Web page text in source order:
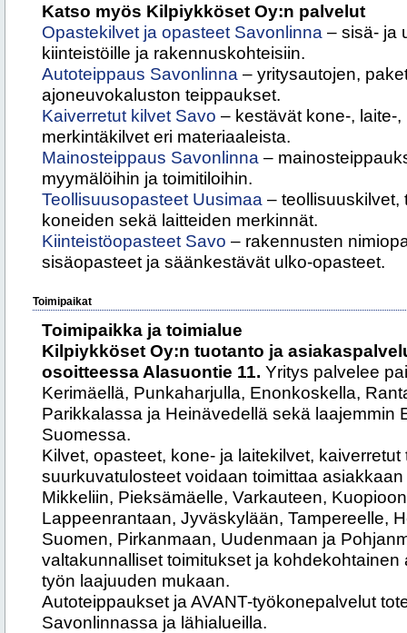
Katso myös Kilpiykköset Oy:n palvelut
Opastekilvet ja opasteet Savonlinna – sisä- ja
kiinteistöille ja rakennuskohteisiin.
Autoteippaus Savonlinna – yritysautojen,
ajoneuvokaluston teippaukset.
Kaiverretut kilvet Savo – kestävät kone-, laite-
merkintäkilvet eri materiaaleista.
Mainosteippaus Savonlinna –
myymälöihin ja toimitiloihin.
Teollisuusopasteet Uusimaa – teollisuuskilvet,
koneiden sekä laitteiden merkinnät.
Kiinteistöopasteet Savo – rakennusten
sisäopasteet ja säänkestävät ulko-opasteet.
Toimipaikat
Toimipaikka ja toimialue
Kilpiykköset Oy:n tuotanto ja
osoitteessa Alasuontie 11. Yritys palvelee
Kerimäellä, Punkaharjulla, Enonkoskella,
Parikkalassa ja Heinävedellä sekä laajemmin
Suomessa.
Kilvet, opasteet, kone- ja laitekilvet, kaiverretut
suurkuvatulosteet voidaan toimittaa
Mikkeliin, Pieksämäelle, Varkauteen,
Lappeenrantaan, Jyväskylään, Tampereelle,
Suomen, Pirkanmaan, Uudenmaan ja
valtakunnalliset toimitukset ja
työn laajuuden mukaan.
Autoteippaukset ja AVANT-työkonepalvelut
Savonlinnassa ja lähialueilla.